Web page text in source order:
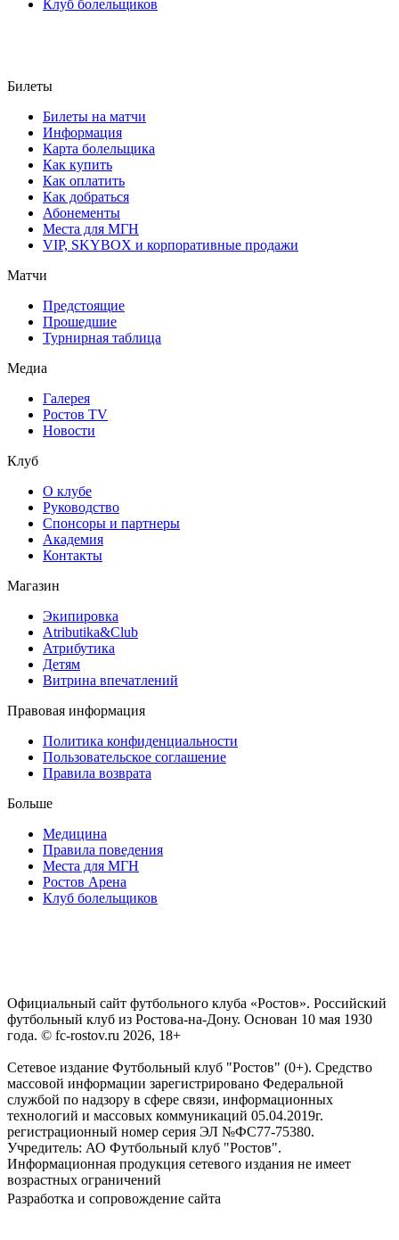
Клуб болельщиков
Билеты
Билеты на матчи
Информация
Карта болельщика
Как купить
Как оплатить
Как добраться
Абонементы
Места для МГН
VIP, SKYBOX и корпоративные продажи
Матчи
Предстоящие
Прошедшие
Турнирная таблица
Медиа
Галерея
Ростов TV
Новости
Клуб
О клубе
Руководство
Спонсоры и партнеры
Академия
Контакты
Магазин
Экипировка
Atributika&Club
Атрибутика
Детям
Витрина впечатлений
Правовая информация
Политика конфиденциальности
Пользовательское соглашение
Правила возврата
Больше
Медицина
Правила поведения
Места для МГН
Ростов Арена
Клуб болельщиков
Официальный сайт футбольного клуба «Ростов». Российский
футбольный клуб из Ростова-на-Дону. Основан 10 мая 1930
года. © fc-rostov.ru 2026, 18+
Сетевое издание Футбольный клуб "Ростов" (0+). Средство
массовой информации зарегистрировано Федеральной
службой по надзору в сфере связи, информационных
технологий и массовых коммуникаций 05.04.2019г.
регистрационный номер серия ЭЛ №ФС77-75380.
Учредитель: АО Футбольный клуб "Ростов".
Информационная продукция сетевого издания не имеет
возрастных ограничений
Разработка и сопровождение сайта